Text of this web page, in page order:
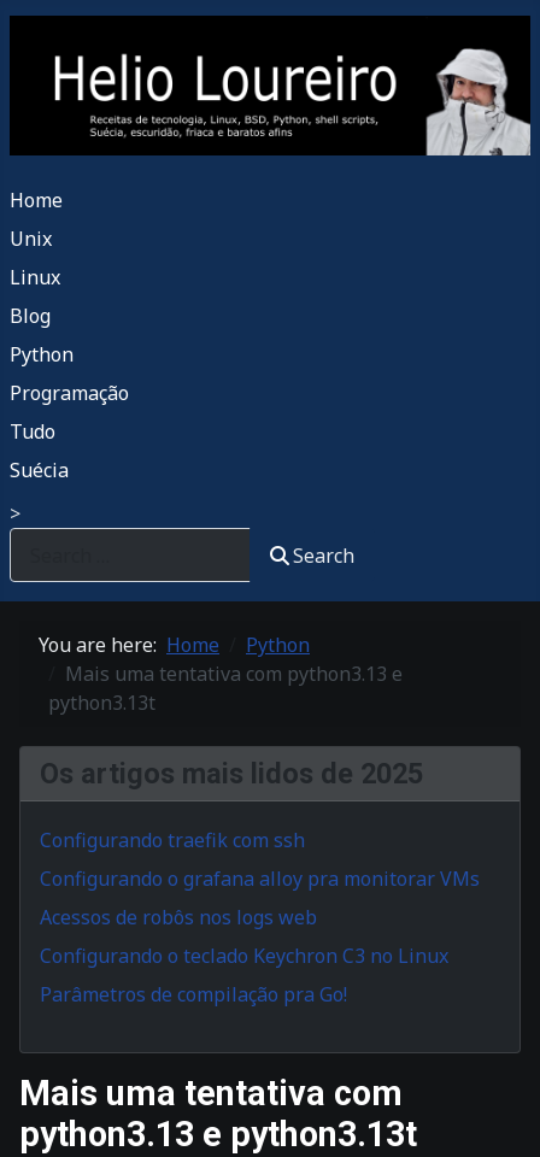
Home
Unix
Linux
Blog
Python
Programação
Tudo
Suécia
>
Search
You are here: Home
Python
Mais uma tentativa com python3.13 e
python3.13t
Os artigos mais lidos de 2025
Configurando traefik com ssh
Configurando o grafana alloy pra monitorar VMs
Acessos de robôs nos logs web
Configurando o teclado Keychron C3 no Linux
Parâmetros de compilação pra Go!
Mais uma tentativa com
python3.13 e python3.13t